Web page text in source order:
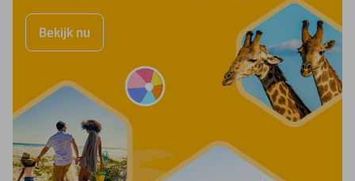
Bekijk nu